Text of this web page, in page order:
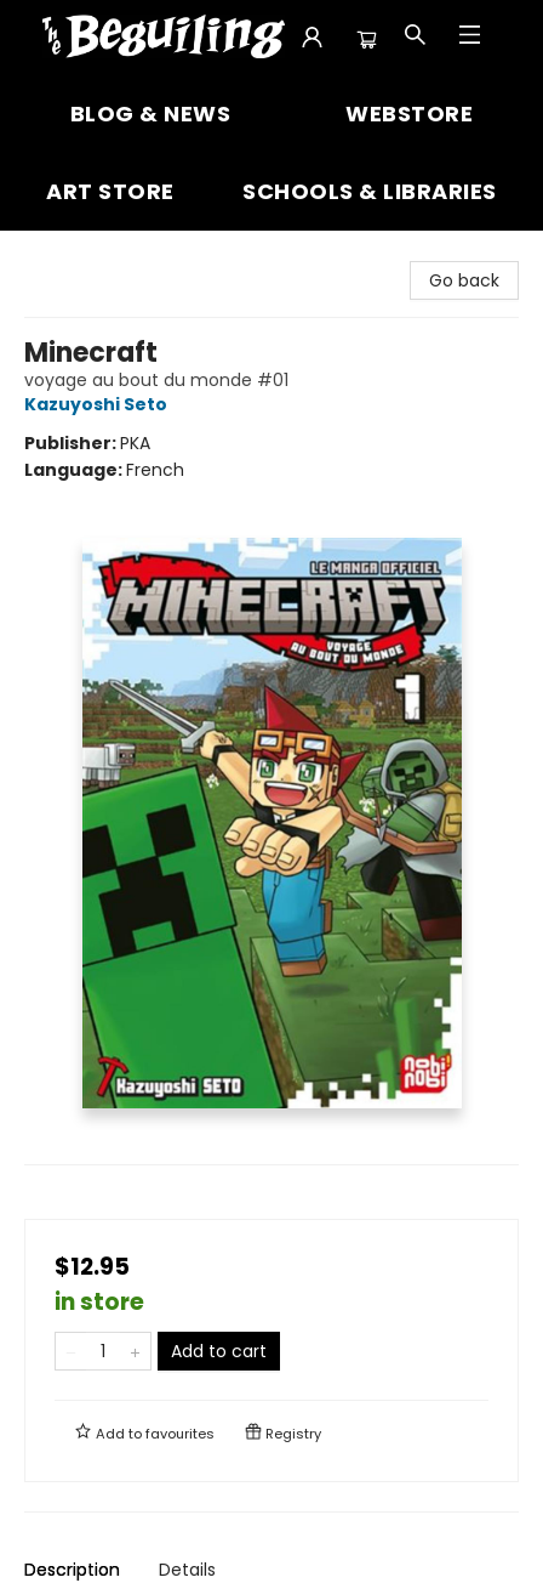
BLOG & NEWS WEBSTORE
ART STORE SCHOOLS & LIBRARIES
Go back
Minecraft
voyage au bout du monde #01
Kazuyoshi Seto
Publisher:PKA
Language:French
$12.95
in store
Add to cart
Add tofavourites Registry
Description Details